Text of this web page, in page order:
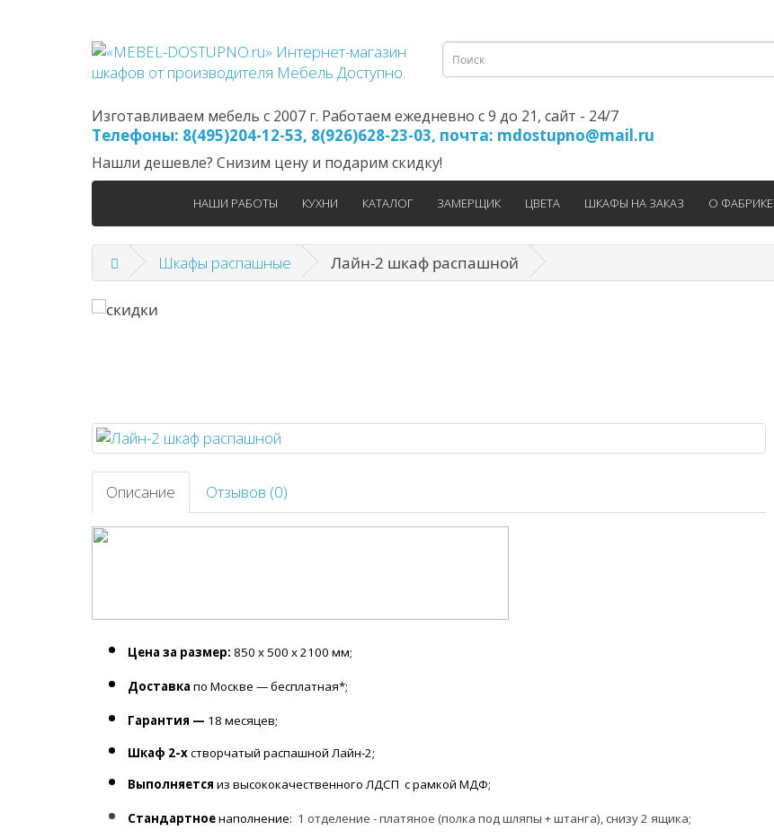
Изготавливаем мебель с 2007 г. Работаем ежедневно с 9 до 21, cайт - 24/7
Телефоны: 8(495)204-12-53, 8(926)628-23-03, почта: mdostupno@mail.ru
Нашли дешевле? Снизим цену и подарим скидку!
НАШИ РАБОТЫ КУХНИ КАТАЛОГ ЗАМЕРЩИК ЦВЕТА ШКАФЫ НА ЗАКАЗ О ФАБРИКЕ
Шкафы распашные Лайн-2 шкаф распашной
Описание Отзывов (0)
Цена за размер: 850 х 500 х 2100 мм;
Доставка по Москве — бесплатная*;
Гарантия — 18 месяцев;
Шкаф 2-хстворчатый распашной Лайн-2;
Выполняется из высококачественного ЛДСП с рамкой МДФ;
Стандартноенаполнение: 1 отделение - платяное (полка под шляпы + штанга), снизу 2 ящика;